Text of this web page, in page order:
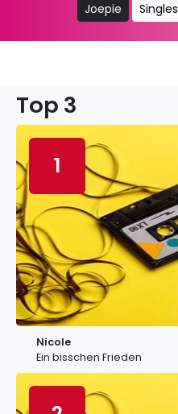
Joepie Singles
Top 3
1
Nicole
Ein bisschen Frieden